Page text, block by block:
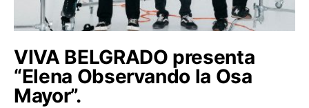
VIVA BELGRADO presenta
“Elena Observando la Osa
Mayor”.